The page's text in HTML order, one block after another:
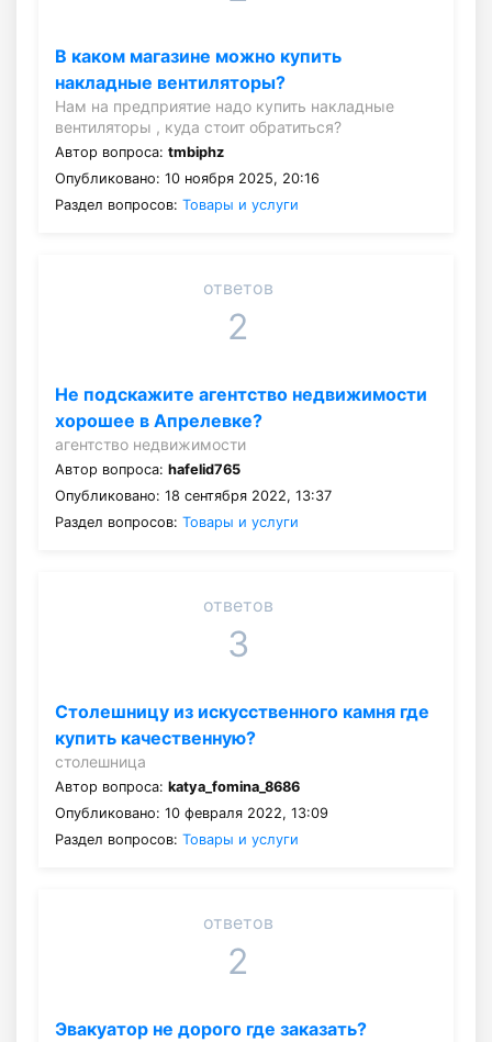
В каком магазине можно купить
накладные вентиляторы?
Нам на предприятие надо купить накладные
вентиляторы , куда стоит обратиться?
Автор вопроса: tmbiphz
Опубликовано: 10 ноября 2025, 20:16
Раздел вопросов: Товары и услуги
ответов
2
Не подскажите агентство недвижимости
хорошее в Апрелевке?
агентство недвижимости
Автор вопроса: hafelid765
Опубликовано: 18 сентября 2022, 13:37
Раздел вопросов: Товары и услуги
ответов
3
Столешницу из искусственного камня где
купить качественную?
столешница
Автор вопроса: katya_fomina_8686
Опубликовано: 10 февраля 2022, 13:09
Раздел вопросов: Товары и услуги
ответов
2
Эвакуатор не дорого где заказать?